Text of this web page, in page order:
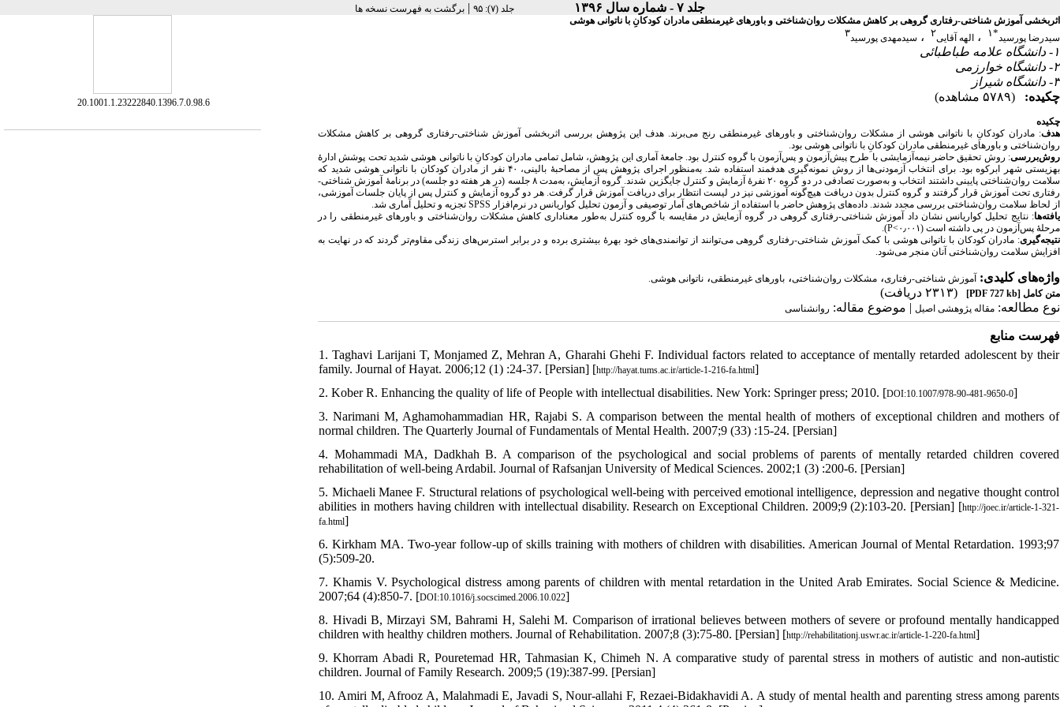
جلد ۷ - شماره سال ۱۳۹۶ ‫جلد (۷): ۹۵ | برگشت به فهرست نسخه ها
‎ 20.1001.1.23222840.1396.7.0.98.6
اثر‌‌بخشی آموزش شناختی-رفتاری گروهی بر کاهش مشکلات روان‌شناختی و باور‌‌های غیر‌منطقی مادران کودکانِ با ناتوانی هوشی
سیدرضا پورسید*۱ ، الهه آقایی۲ ، سیدمهدی پورسید۳
۱- دانشگاه علامه طباطبائی
۲- دانشگاه خوارزمی
۳- دانشگاه شیراز
چکیده:
(۵۷۸۹ مشاهده)
چکیده
هدف: مادران کودکانِ با ناتوانی هوشی از مشکلات روان‌شناختی و باورهای غیرمنطقی رنج می‌برند. هدف این پژوهش بررسی اثر‌بخشی آموزش شناختی-رفتاری گروهی بر کاهش مشکلات
روان‌شناختی و باور‌‌های غیر‌‌منطقی مادران کودکانِ با ناتوانی هوشی بود.
روش‌بررسی: روش تحقیق حاضر نیمه‌آزمایشی با طرح پیش‌آزمون و پس‌آزمون با گروه کنترل بود. جامعهٔ آماری این پژوهش، شامل تمامی مادران کودکانِ با ناتوانی هوشی شدید تحت پوشش ادارهٔ
بهزیستی شهر ابرکوه بود. برای انتخاب آزمودنی‌ها از روش نمونه‌گیری هدفمند استفاده شد. به‌‌منظور اجرای پژوهش پس از مصاحبهٔ بالینی، ۴۰ نفر از مادران کودکان با ناتوانی هوشی شدید که
سلامت روان‌شناختی پایینی داشتند انتخاب و به‌صورت تصادفی در دو گروه ۲۰ نفرهٔ آزمایش و کنترل جایگزین شدند. گروه آزمایش، به‌مدت ۸ جلسه (در هر هفته دو جلسه) در برنامهٔ آموزش شناختی-
رفتاری تحت آموزش قرار گرفتند و گروه کنترل بدون دریافت هیچ‌گونه آموزشی نیز در لیست انتظار برای دریافت آموزش قرار گرفت. هر دو گروه آزمایش و کنترل پس از پایان جلسات آموزشی،
از لحاظ سلامت روان‌شناختی بررسی مجدد شدند. داده‌های پژوهش حاضر با استفاده از شاخص‌های آمار توصیفی و آزمون تحلیل‌ کواریانس در نرم‌افزار SPSS تجزیه و تحلیل آماری شد.
یافته‌ها: نتایج تحلیل کواریانس نشان داد آموزش شناختی-رفتاری گروهی در گروه آزمایش در مقایسه با گروه کنترل به‌طور معناداری کاهش مشکلات روان‌شناختی و باور‌های غیر‌منطقی را در
مرحلهٔ پس‌آزمون در پی داشته است (۰٫۰۰۱>P).
نتیجه‌گیری: مادران کودکان با ناتوانی هوشی با کمک آموزش شناختی-رفتاری گروهی می‌توانند از توانمندی‌های خود بهرهٔ بیشتری برده و در برابر استرس‌های زندگی مقاوم‌تر گردند که در نهایت به
افزایش سلامت روان‌شناختی آنان منجر می‌شود.
واژه‌های کلیدی: آموزش شناختی-رفتاری، مشکلات روان‌شناختی، باورهای غیر‌منطقی، ناتوانی هوشی.
متن کامل [PDF 727 kb]
(۲۳۱۳ دریافت)
نوع مطالعه: مقاله پژوهشی اصیل | موضوع مقاله: روانشناسی
فهرست منابع
1. Taghavi Larijani T, Monjamed Z, Mehran A, Gharahi Ghehi F. Individual factors related to acceptance of mentally retarded adolescent by their
family. Journal of Hayat. 2006;12 (1) :24-37. [Persian] [http://hayat.tums.ac.ir/article-1-216-fa.html]
2. Kober R. Enhancing the quality of life of People with intellectual disabilities. New York: Springer press; 2010. [DOI:10.1007/978-90-481-9650-0]
3. Narimani M, Aghamohammadian HR, Rajabi S. A comparison between the mental health of mothers of exceptional children and mothers of
normal children. The Quarterly Journal of Fundamentals of Mental Health. 2007;9 (33) :15-24. [Persian]
4. Mohammadi MA, Dadkhah B. A comparison of the psychological and social problems of parents of mentally retarded children covered
rehabilitation of well-being Ardabil. Journal of Rafsanjan University of Medical Sciences. 2002;1 (3) :200-6. [Persian]
5. Michaeli Manee F. Structural relations of psychological well-being with perceived emotional intelligence, depression and negative thought control
abilities in mothers having children with intellectual disability. Research on Exceptional Children. 2009;9 (2):103-20. [Persian] [http://joec.ir/article-1-321-
fa.html]
6. Kirkham MA. Two-year follow-up of skills training with mothers of children with disabilities. American Journal of Mental Retardation. 1993;97
(5):509-20.
7. Khamis V. Psychological distress among parents of children with mental retardation in the United Arab Emirates. Social Science & Medicine.
2007;64 (4):850-7. [DOI:10.1016/j.socscimed.2006.10.022]
8. Hivadi B, Mirzayi SM, Bahrami H, Salehi M. Comparison of irrational believes between mothers of severe or profound mentally handicapped
children with healthy children mothers. Journal of Rehabilitation. 2007;8 (3):75-80. [Persian] [http://rehabilitationj.uswr.ac.ir/article-1-220-fa.html]
9. Khorram Abadi R, Pouretemad HR, Tahmasian K, Chimeh N. A comparative study of parental stress in mothers of autistic and non-autistic
children. Journal of Family Research. 2009;5 (19):387-99. [Persian]
10. Amiri M, Afrooz A, Malahmadi E, Javadi S, Nour-allahi F, Rezaei-Bidakhavidi A. A study of mental health and parenting stress among parents